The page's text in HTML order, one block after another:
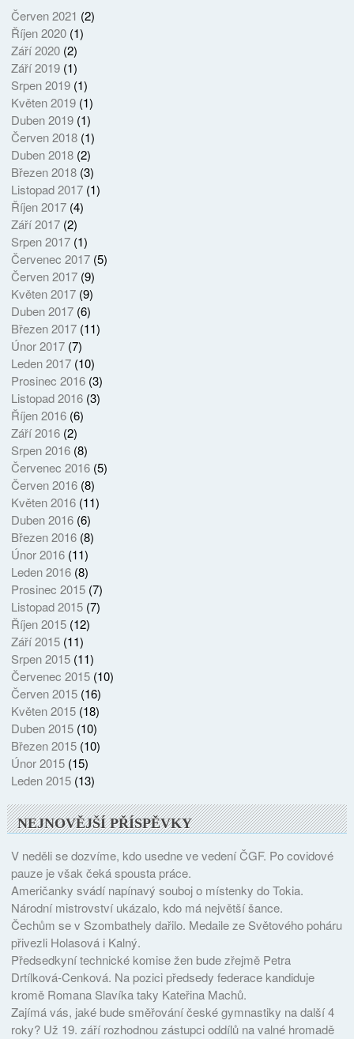
Červen 2021 (2)
Říjen 2020(1)
Září 2020(2)
Září 2019(1)
Srpen 2019(1)
Květen 2019(1)
Duben 2019(1)
Červen 2018(1)
Duben 2018(2)
Březen 2018(3)
Listopad 2017(1)
Říjen 2017(4)
Září 2017(2)
Srpen 2017(1)
Červenec 2017(5)
Červen 2017(9)
Květen 2017(9)
Duben 2017(6)
Březen 2017(11)
Únor 2017(7)
Leden 2017(10)
Prosinec 2016(3)
Listopad 2016(3)
Říjen 2016(6)
Září 2016(2)
Srpen 2016(8)
Červenec 2016(5)
Červen 2016(8)
Květen 2016(11)
Duben 2016(6)
Březen 2016(8)
Únor 2016(11)
Leden 2016(8)
Prosinec 2015(7)
Listopad 2015(7)
Říjen 2015(12)
Září 2015(11)
Srpen 2015(11)
Červenec 2015(10)
Červen 2015(16)
Květen 2015(18)
Duben 2015(10)
Březen 2015(10)
Únor 2015(15)
Leden 2015(13)
NEJNOVĚJŠÍ PŘÍSPĚVKY
V neděli se dozvíme, kdo usedne ve vedení ČGF. Po covidové
pauze je však čeká spousta práce.
Američanky svádí napínavý souboj o místenky do Tokia.
Národní mistrovství ukázalo, kdo má největší šance.
Čechům se v Szombathely dařilo. Medaile ze Světového poháru
přivezli Holasová i Kalný.
Předsedkyní technické komise žen bude zřejmě Petra
Drtílková-Cenková. Na pozici předsedy federace kandiduje
kromě Romana Slavíka taky Kateřina Machů.
Zajímá vás, jaké bude směřování české gymnastiky na další 4
roky? Už 19. září rozhodnou zástupci oddílů na valné hromadě